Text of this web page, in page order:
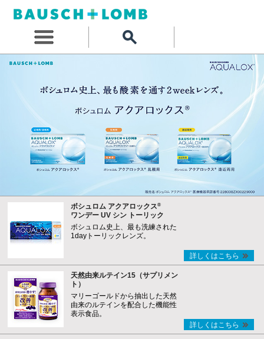
ボシュロム アクアロックス®
ワンデー UV シン トーリック
ボシュロム史上、最も洗練された
1dayトーリックレンズ。
詳しくはこちら
天然由来ルテイン15（サプリメン
ト）
マリーゴールドから抽出した天然
由来のルテインを配合した機能性
表示食品。
詳しくはこちら